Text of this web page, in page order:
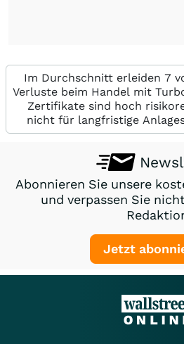
Im Durchschnitt erleiden 7
Verluste beim Handel mit
Zertifikate sind hoch
nicht für langfristige
Abonnieren Sie unsere
und verpassen Sie
Jetzt